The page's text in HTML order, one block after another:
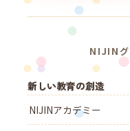
NIJINグ
新しい教育の創造
NIJINアカデミー